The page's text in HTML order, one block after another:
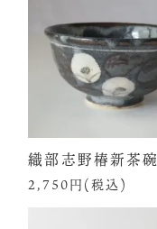
織部志野椿新茶碗
2,750円(税込)